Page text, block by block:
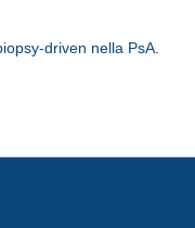
driven nella PsA.